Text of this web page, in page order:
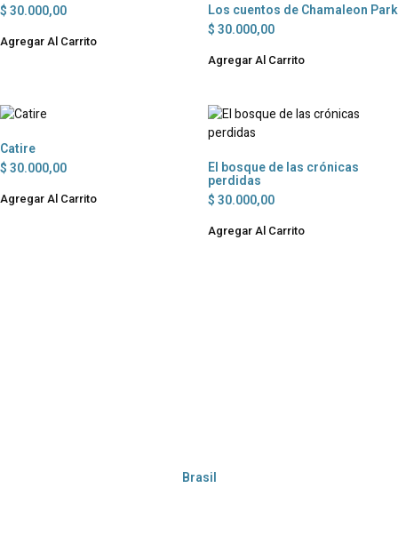
$ 30.000,00
Agregar Al Carrito
Los cuentos de Chamaleon Park
$ 30.000,00
Agregar Al Carrito
Catire
$ 30.000,00
Agregar Al Carrito
El bosque de las crónicas
perdidas
$ 30.000,00
Agregar Al Carrito
Brasil